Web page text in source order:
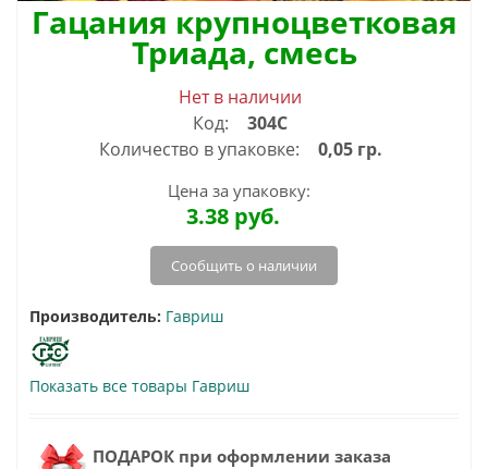
Гацания крупноцветковая
Триада, смесь
Нет в наличии
Код:
304С
Количество в упаковке:
0,05 гр.
Цена за упаковку:
3.38 руб.
Сообщить о наличии
Производитель: Гавриш
Показать все товары Гавриш
ПОДАРОК при оформлении заказа